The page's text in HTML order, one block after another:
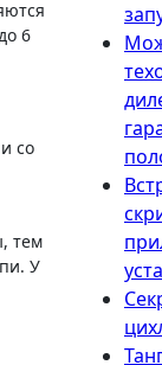
6
со
тем
. У